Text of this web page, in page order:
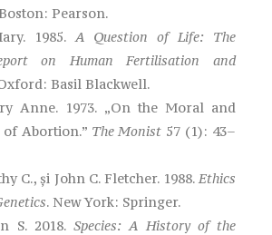
Pearson.
1985.A Question of Life: The
on Human Fertilisation and
Basil Blackwell.
Anne. 1973. „On the Moral and
of Abortion.” The Monist 57 (1): 43–
C., și John C. Fletcher. 1988.Ethics
. New York: Springer.
S. 2018. Species: A History of the